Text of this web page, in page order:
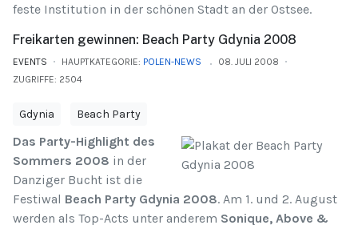
feste Institution in der schönen Stadt an der Ostsee.
Freikarten gewinnen: Beach Party Gdynia 2008
EVENTS HAUPTKATEGORIE: POLEN-NEWS
08. JULI 2008
ZUGRIFFE: 2504
Gdynia Beach Party
Das Party-Highlight des
Sommers 2008 in der
Danziger Bucht ist die
Festiwal Beach Party Gdynia 2008. Am 1. und 2. August
werden als Top-Acts unter anderem Sonique, Above &